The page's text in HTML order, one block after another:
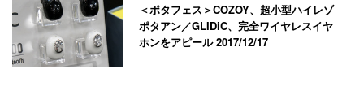
＜ポタフェス＞COZOY、超小型ハイレゾ
ポタアン／GLIDiC、完全ワイヤレスイヤ
ホンをアピール2017/12/17